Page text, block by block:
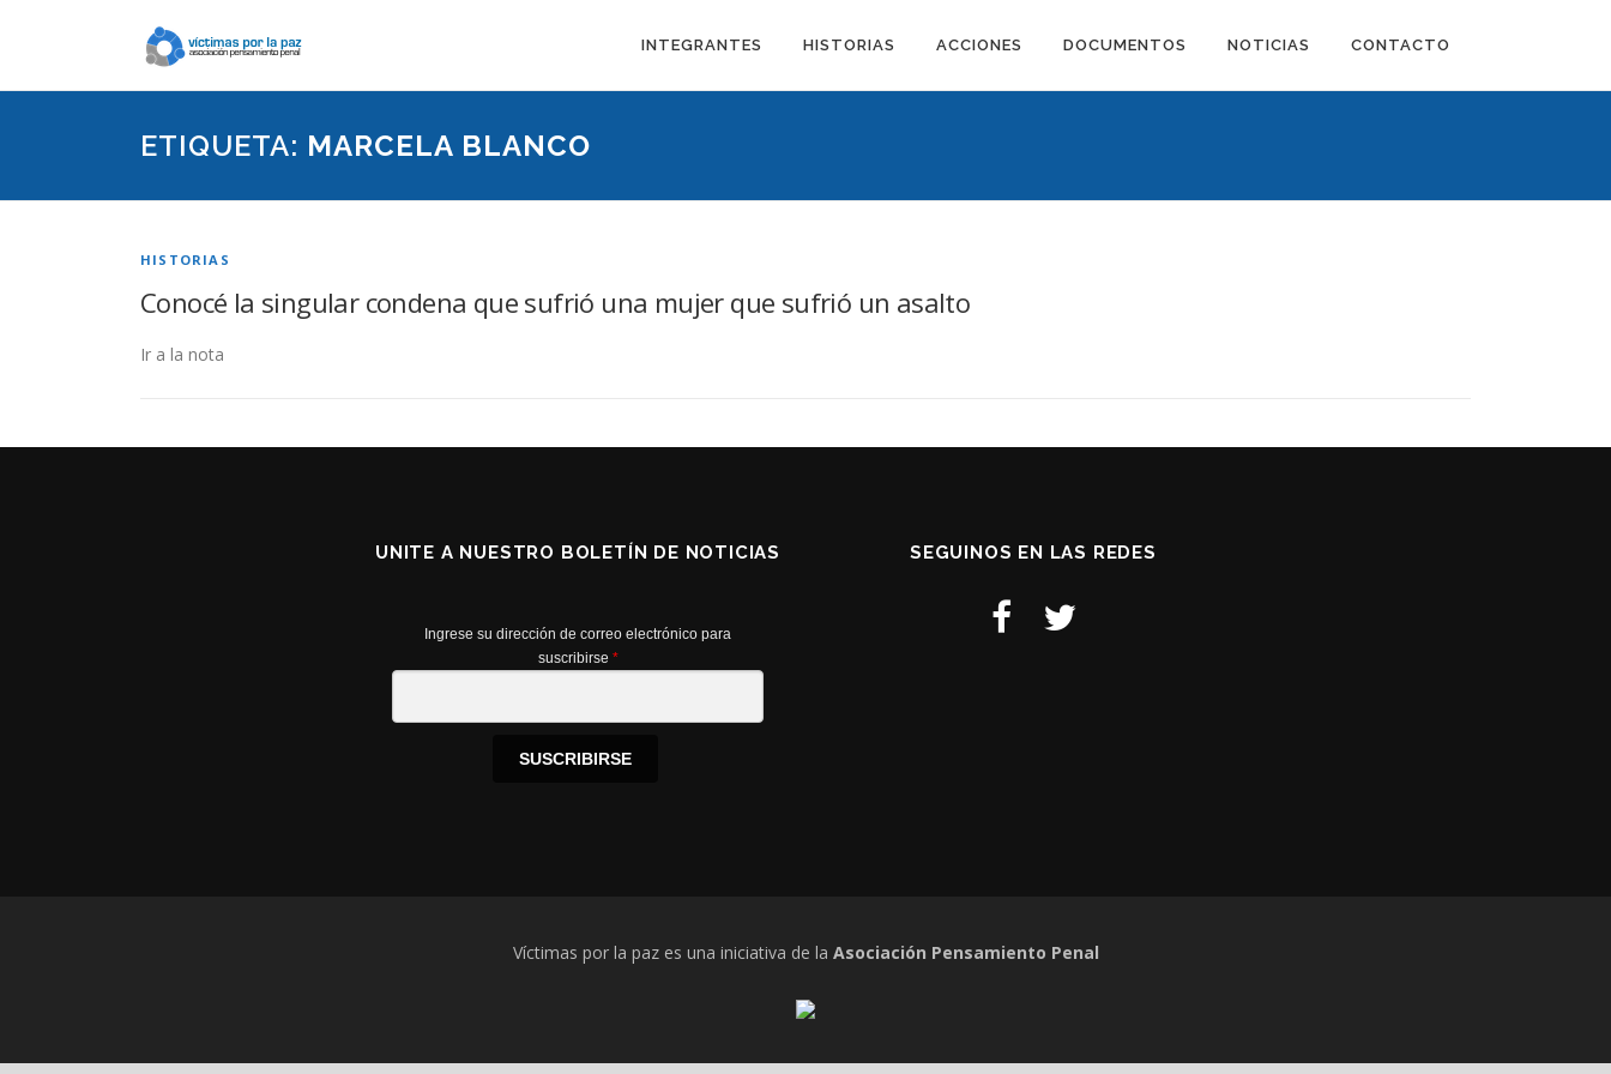
INTEGRANTES HISTORIAS ACCIONES DOCUMENTOS NOTICIAS CONTACTO
ETIQUETA: MARCELA BLANCO
HISTORIAS
Conocé la singular condena que sufrió una mujer que sufrió un asalto
Ir a la nota
UNITE A NUESTRO BOLETÍN DE NOTICIAS
Ingrese su dirección de correo electrónico para
suscribirse *
SUSCRIBIRSE
SEGUINOS EN LAS REDES
Víctimas por la paz es una iniciativa de la Asociación Pensamiento Penal